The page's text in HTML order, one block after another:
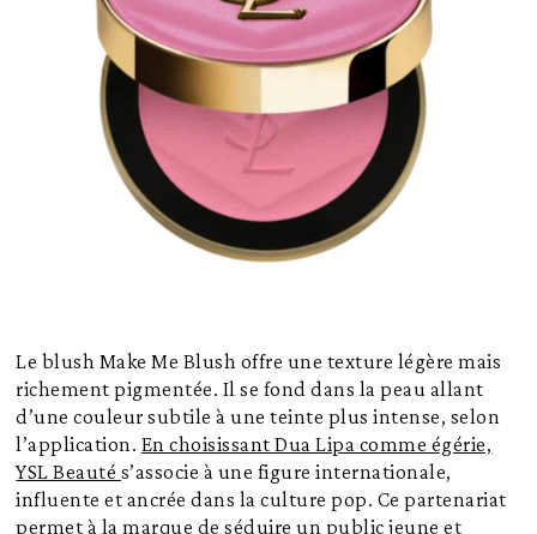
Le blush Make Me Blush offre une texture légère mais
richement pigmentée. Il se fond dans la peau allant
d’une couleur subtile à une teinte plus intense, selon
l’application. En choisissant Dua Lipa comme égérie,
YSL Beauté s’associe à une figure internationale,
influente et ancrée dans la culture pop. Ce partenariat
permet à la marque de séduire un public jeune et